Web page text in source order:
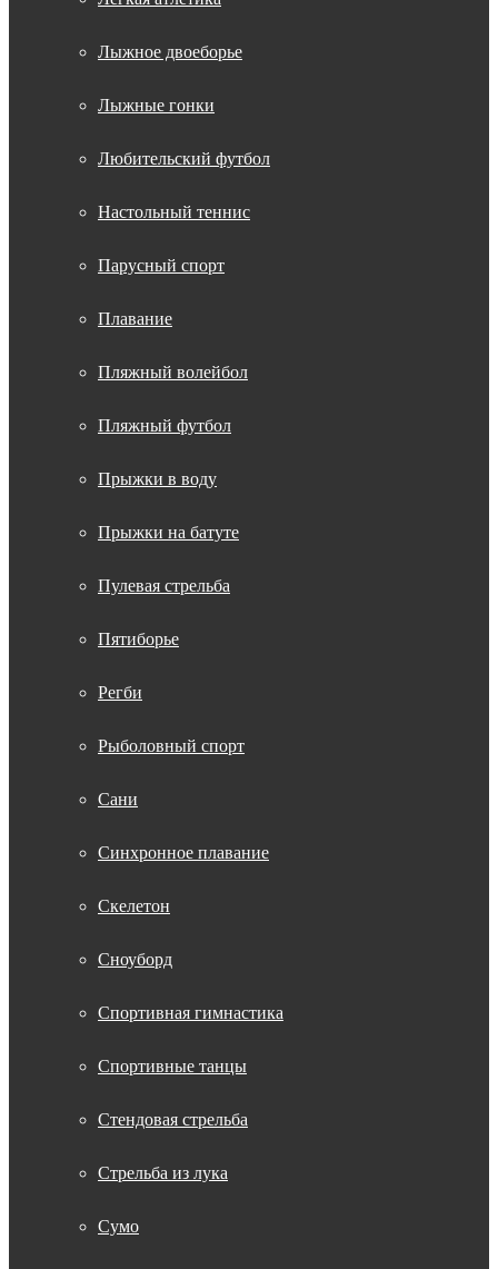
Лыжное двоеборье
Лыжные гонки
Любительский футбол
Настольный теннис
Парусный спорт
Плавание
Пляжный волейбол
Пляжный футбол
Прыжки в воду
Прыжки на батуте
Пулевая стрельба
Пятиборье
Регби
Рыболовный спорт
Сани
Синхронное плавание
Скелетон
Сноуборд
Спортивная гимнастика
Спортивные танцы
Стендовая стрельба
Стрельба из лука
Сумо